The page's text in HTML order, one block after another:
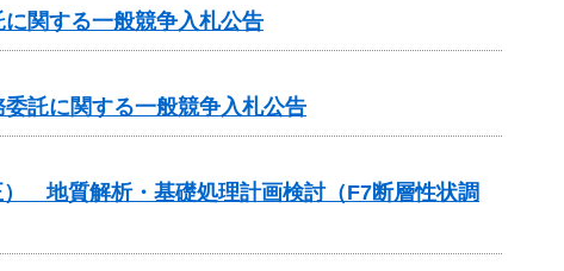
関する一般競争入札公告
託に関する一般競争入札公告
） 地質解析・基礎処理計画検討（F7断層性状調